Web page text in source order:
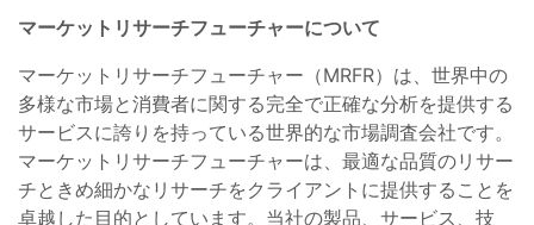
マーケットリサーチフューチャーについて
マーケットリサーチフューチャー（MRFR）は、世界中の
多様な市場と消費者に関する完全で正確な分析を提供する
サービスに誇りを持っている世界的な市場調査会社です。
マーケットリサーチフューチャーは、最適な品質のリサー
チときめ細かなリサーチをクライアントに提供することを
卓越した目的としています。当社の製品、サービス、技